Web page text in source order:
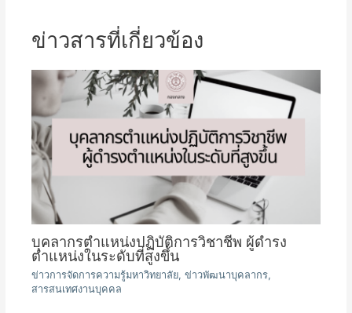
ข่าวสารที่เกี่ยวข้อง
บุคลากรตำแหน่งปฏิบัติการวิชาชีพ ผู้ดำรง
ตำแหน่งในระดับที่สูงขึ้น
ข่าวการจัดการความรู้มหาวิทยาลัย,ข่าวพัฒนาบุคลากร,
สารสนเทศงานบุคคล